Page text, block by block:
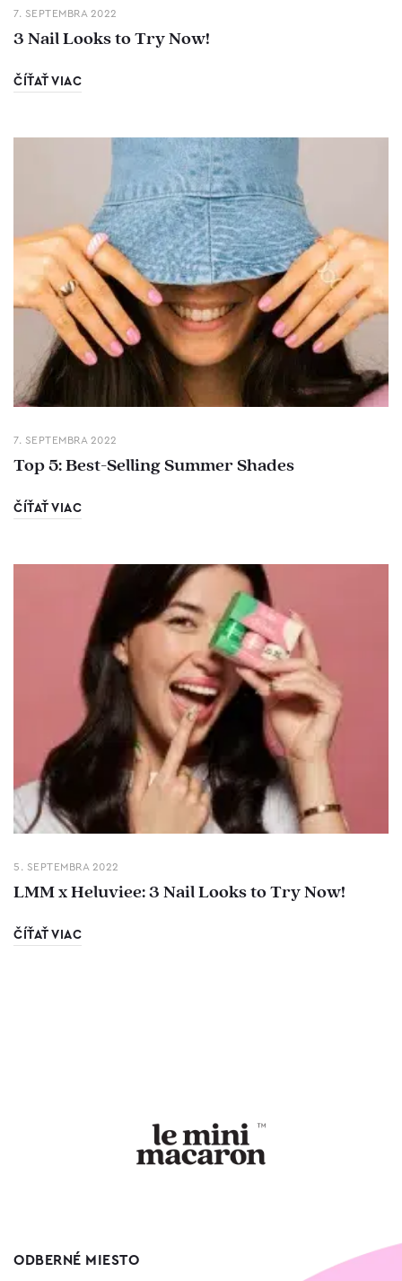
7. SEPTEMBRA 2022
3 Nail Looks to Try Now!
ČÍŤAŤ VIAC
7. SEPTEMBRA 2022
Top 5: Best-Selling Summer Shades
ČÍŤAŤ VIAC
5. SEPTEMBRA 2022
LMM x Heluviee: 3 Nail Looks to Try Now!
ČÍŤAŤ VIAC
ODBERNÉ MIESTO